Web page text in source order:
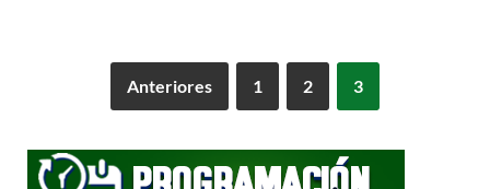
Anteriores 1 2 3